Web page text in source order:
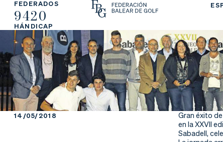
FEDERADOS
9420
HÁNDICAP
La
Fe
de
ra
ci
Fe
de
ra
rs
e
Ju
ga
r
14/05/2018
Gran éxito
en la XXVII
Sabadell,